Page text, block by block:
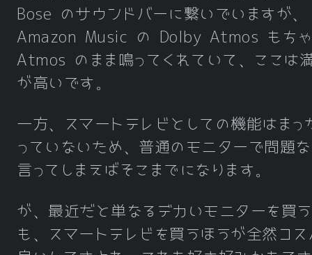
Bose のサウンドバーに繋いでいますが、
Amazon Music の Dolby Atmos もちゃ
Atmos のまま鳴ってくれていて、ここは
が高いです。
一方、スマートテレビとしての機能はまっ
っていないため、普通のモニターで問題
言ってしまえばそこまでになります。
が、最近だと単なるデカいモニターを買
も、スマートテレビを買うほうが全然コ